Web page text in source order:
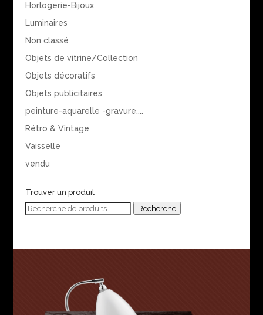
Horlogerie-Bijoux
Luminaires
Non classé
Objets de vitrine/Collection
Objets décoratifs
Objets publicitaires
peinture-aquarelle -gravure....
Rétro & Vintage
Vaisselle
vendu
Trouver un produit
Recherche
Recherche